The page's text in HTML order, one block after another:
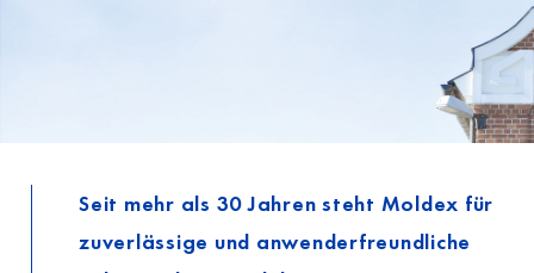
Seit mehr als 30 Jahren steht Moldex für
zuverlässige und anwenderfreundliche